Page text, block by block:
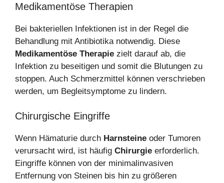
Medikamentöse Therapien
Bei bakteriellen Infektionen ist in der Regel die
Behandlung mit Antibiotika notwendig. Diese
Medikamentöse Therapie zielt darauf ab, die
Infektion zu beseitigen und somit die Blutungen zu
stoppen. Auch Schmerzmittel können verschrieben
werden, um Begleitsymptome zu lindern.
Chirurgische Eingriffe
Wenn Hämaturie durch Harnsteine oder Tumoren
verursacht wird, ist häufig Chirurgie erforderlich.
Eingriffe können von der minimalinvasiven
Entfernung von Steinen bis hin zu größeren